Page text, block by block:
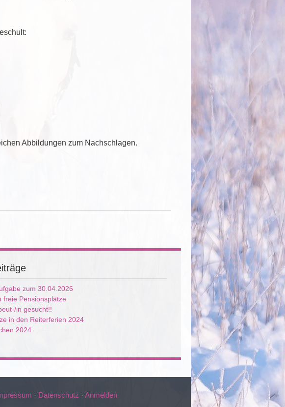
Abbildungen zum Nachschlagen.
zum 30.04.2026
freie Pensionsplätze
in gesucht!!
in den Reiterferien 2024
2024
· Datenschutz · Anmelden